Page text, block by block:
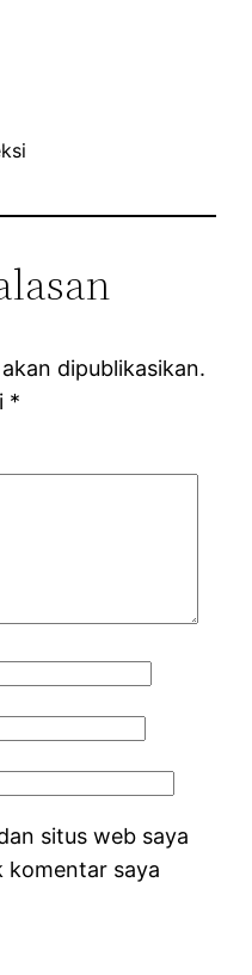
dipublikasikan.
*
situs web saya
komentar saya